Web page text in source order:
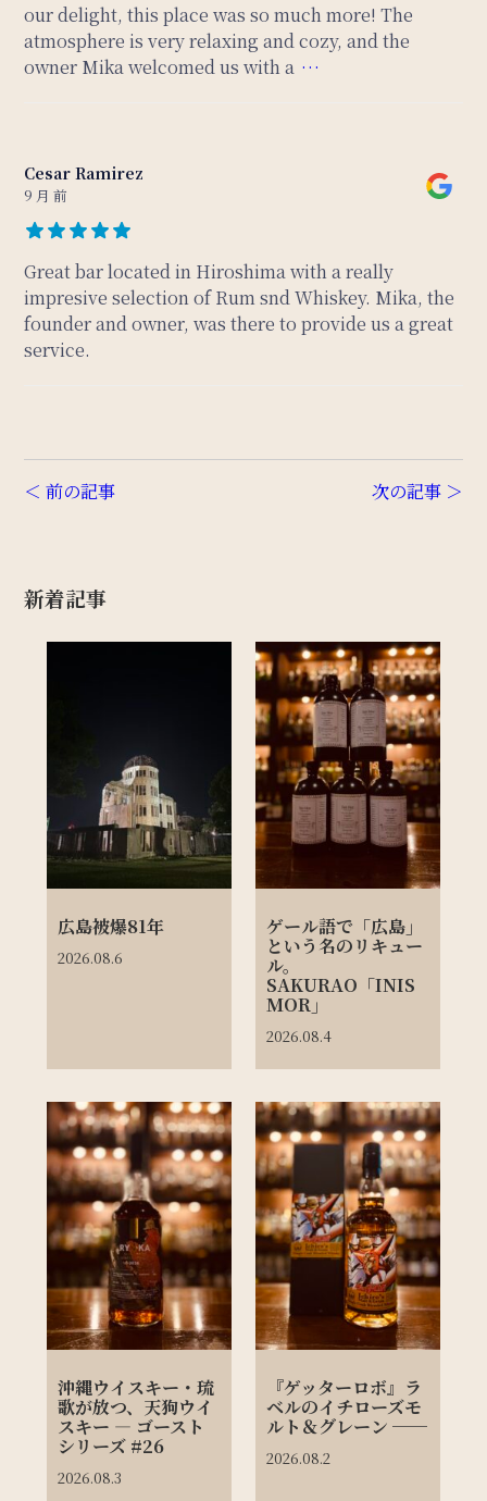
our delight, this place was so much more! The
atmosphere is very relaxing and cozy, and the
owner Mika welcomed us with a …
Cesar Ramirez
9 月 前
Great bar located in Hiroshima with a really
impresive selection of Rum snd Whiskey. Mika, the
founder and owner, was there to provide us a great
service.
＜ 前の記事 次の記事 ＞
新着記事
広島被爆81年
2026.08.6
ゲール語で「広島」
という名のリキュー
ル。
SAKURAO「INIS
MOR」
2026.08.4
沖縄ウイスキー・琉
歌が放つ、天狗ウイ
スキー ― ゴースト
シリーズ #26
2026.08.3
『ゲッターロボ』ラ
ベルのイチローズモ
ルト＆グレーン ──
2026.08.2